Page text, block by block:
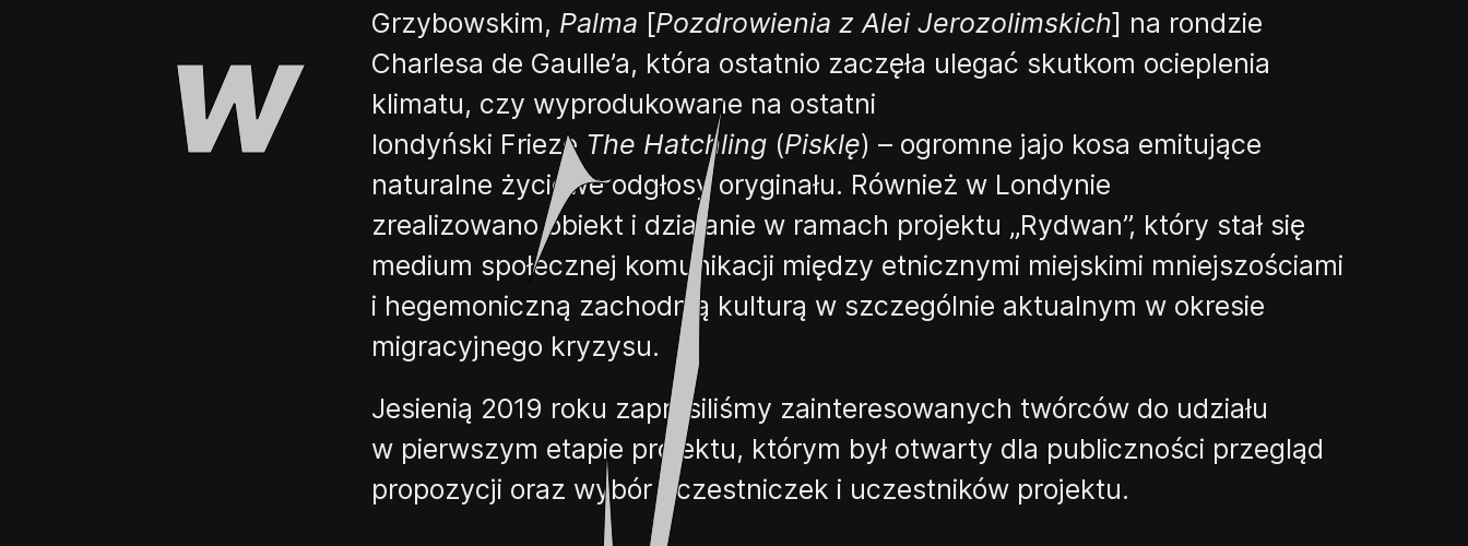
Grzybowskim, Palma [Pozdrowienia z Alei Jerozolimskich] na rondzie
Charlesa de Gaulle’a, która ostatnio zaczęła ulegać skutkom ocieplenia
klimatu, czy wyprodukowane na ostatni
londyński Frieze The Hatchling (Pisklę) – ogromne jajo kosa emitujące
naturalne życiowe odgłosy oryginału. Również w Londynie
zrealizowanoobiekt i działanie w ramach projektu „Rydwan”, który stał się
medium społecznej komunikacji między etnicznymi miejskimi mniejszościami
i hegemoniczną zachodnią kulturą w szczególnie aktualnym w okresie
migracyjnego kryzysu.
Jesienią 2019 roku zapr osiliśmy zainteresowanych twórców do udziału
w pierwszym etapie projektu, którym był otwarty dla publiczności przegląd
propozycji oraz wybór uczestniczek i uczestników projektu.